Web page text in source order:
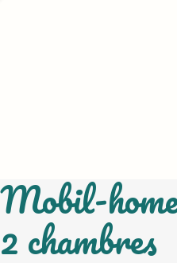
Mobil-
2 chambres